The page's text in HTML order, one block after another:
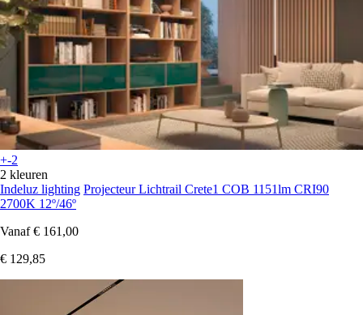
+-2
2 kleuren
Indeluz lighting Projecteur Lichtrail Crete1 COB 1151lm CRI90
2700K 12º/46º
Vanaf € 161,00
€ 129,85